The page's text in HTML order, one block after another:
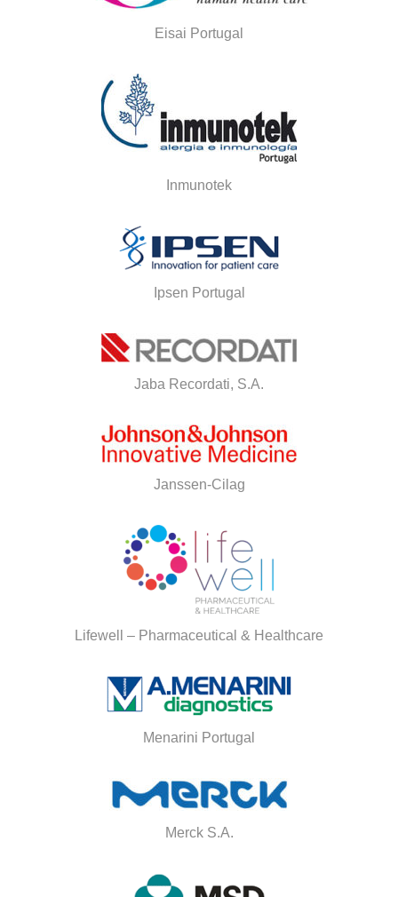
Eisai Portugal
Inmunotek
Ipsen Portugal
Jaba Recordati, S.A.
Janssen-Cilag
Lifewell – Pharmaceutical & Healthcare
Menarini Portugal
Merck S.A.